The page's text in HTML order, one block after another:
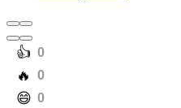
️👍 0
️🔥 0
️😄 0